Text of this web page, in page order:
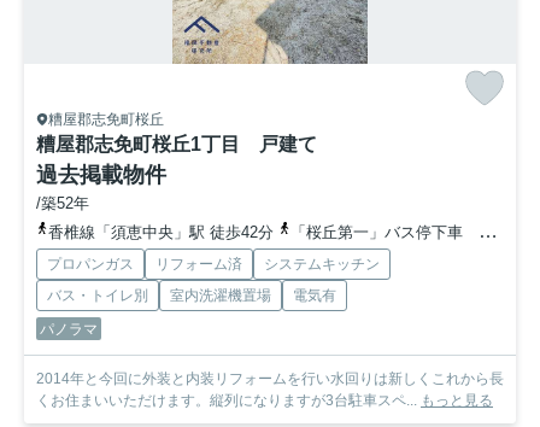
糟屋郡志免町桜丘
糟屋郡志免町桜丘1丁目 戸建て
過去掲載物件
/築52年
香椎線「須恵中央」駅 徒歩42分
「桜丘第一」バス停下車 徒歩2分
プロパンガス リフォーム済
システムキッチン
バス・トイレ別
室内洗濯機置場
電気有
パノラマ
2014年と今回に外装と内装リフォームを行い水回りは新しくこれから長
くお住まいいただけます。縦列になりますが3台駐車スペ... もっと見る